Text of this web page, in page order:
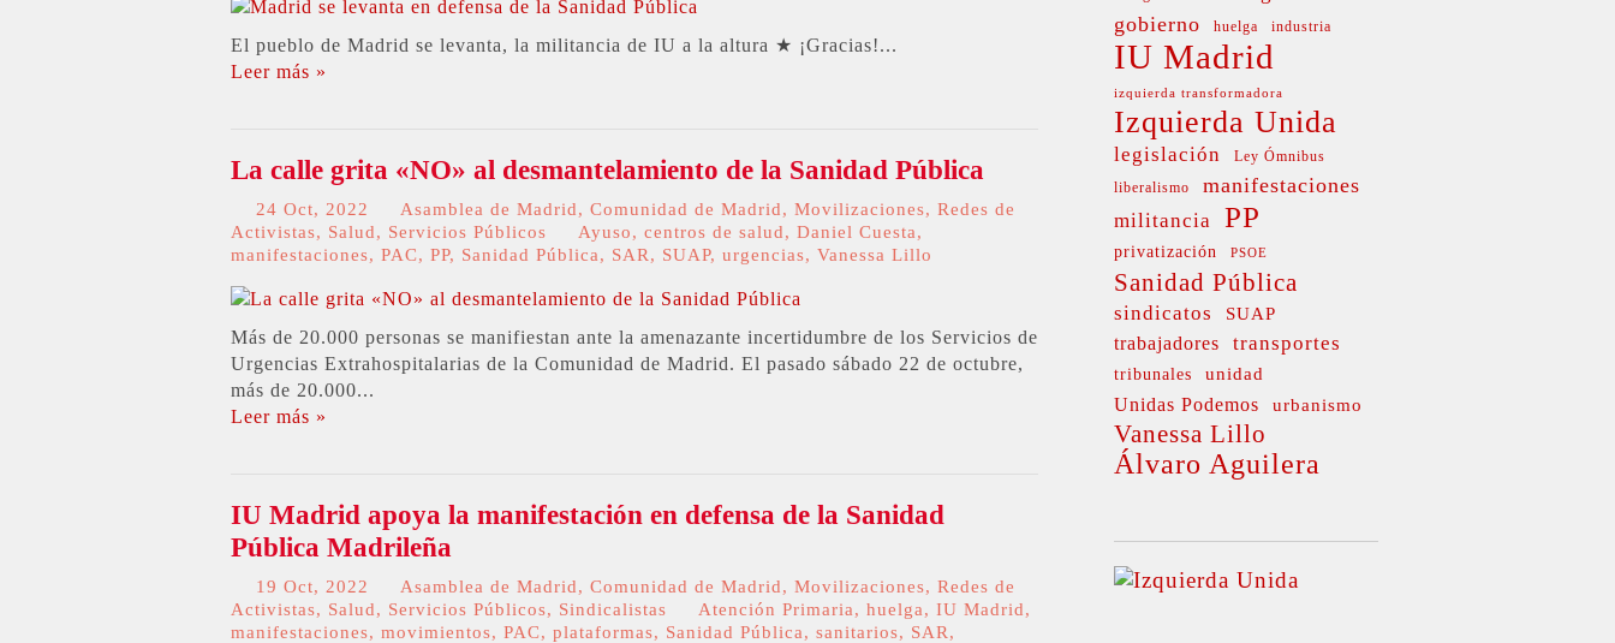
El pueblo de Madrid se levanta, la militancia de IU a la altura ★ ¡Gracias!...
Leer más »
La calle grita «NO» al desmantelamiento de la Sanidad Pública
24 Oct, 2022 Asamblea de Madrid, Comunidad de Madrid, Movilizaciones, Redes de
Activistas, Salud, Servicios Públicos Ayuso, centros de salud, Daniel Cuesta,
manifestaciones, PAC, PP, Sanidad Pública, SAR, SUAP, urgencias, Vanessa Lillo
Más de 20.000 personas se manifiestan ante la amenazante incertidumbre de los Servicios de
Urgencias Extrahospitalarias de la Comunidad de Madrid. El pasado sábado 22 de octubre,
más de 20.000...
Leer más »
IU Madrid apoya la manifestación en defensa de la Sanidad
Pública Madrileña
19 Oct, 2022 Asamblea de Madrid, Comunidad de Madrid, Movilizaciones, Redes de
Activistas, Salud, Servicios Públicos, Sindicalistas Atención Primaria, huelga, IU Madrid,
manifestaciones, movimientos, PAC, plataformas, Sanidad Pública, sanitarios, SAR,
gobierno huelga industria
IU Madrid
izquierda transformadora
Izquierda Unida
legislación Ley Ómnibus
liberalismo manifestaciones
militancia PP
privatización PSOE
Sanidad Pública
sindicatos
SUAP
trabajadores
transportes
tribunales unidad
Unidas Podemos urbanismo
Vanessa Lillo
Álvaro Aguilera